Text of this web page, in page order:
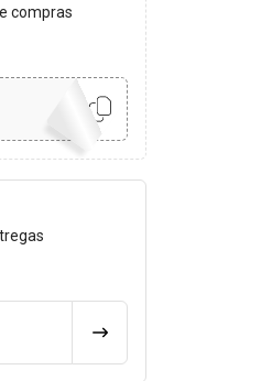
compras
CALCULAR FRETE